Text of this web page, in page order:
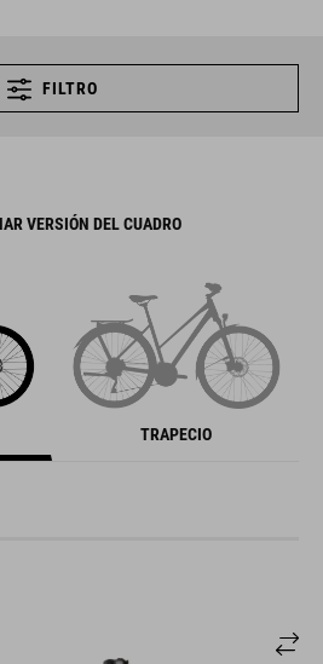
FILTRO
VERSIÓN DEL CUADRO
TRAPECIO